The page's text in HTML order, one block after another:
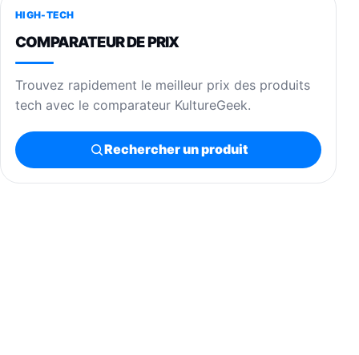
HIGH-TECH
COMPARATEUR DE PRIX
Trouvez rapidement le meilleur prix des produits
tech avec le comparateur KultureGeek.
Rechercher un produit